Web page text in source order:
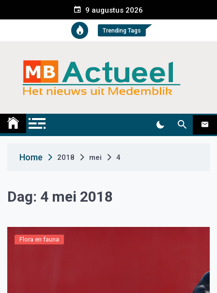
e
t
9 augustus 2026
Trending Tags
Medemblik Actueel
Home 2018 mei 4
Dag: 4 mei 2018
Flora en fauna